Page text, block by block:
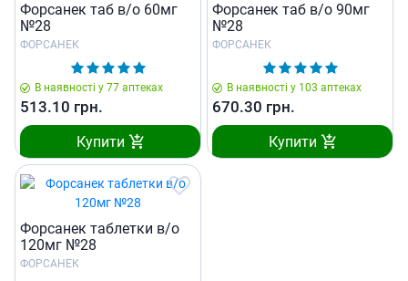
Форсанек таб в/о 60мг
№28
ФОРСАНЕК
В наявності у 77 аптеках
513.10 грн.
Купити
Форсанек таб в/о 90мг
№28
ФОРСАНЕК
В наявності у 103 аптеках
670.30 грн.
Купити
Форсанек таблетки в/о
120мг №28
ФОРСАНЕК